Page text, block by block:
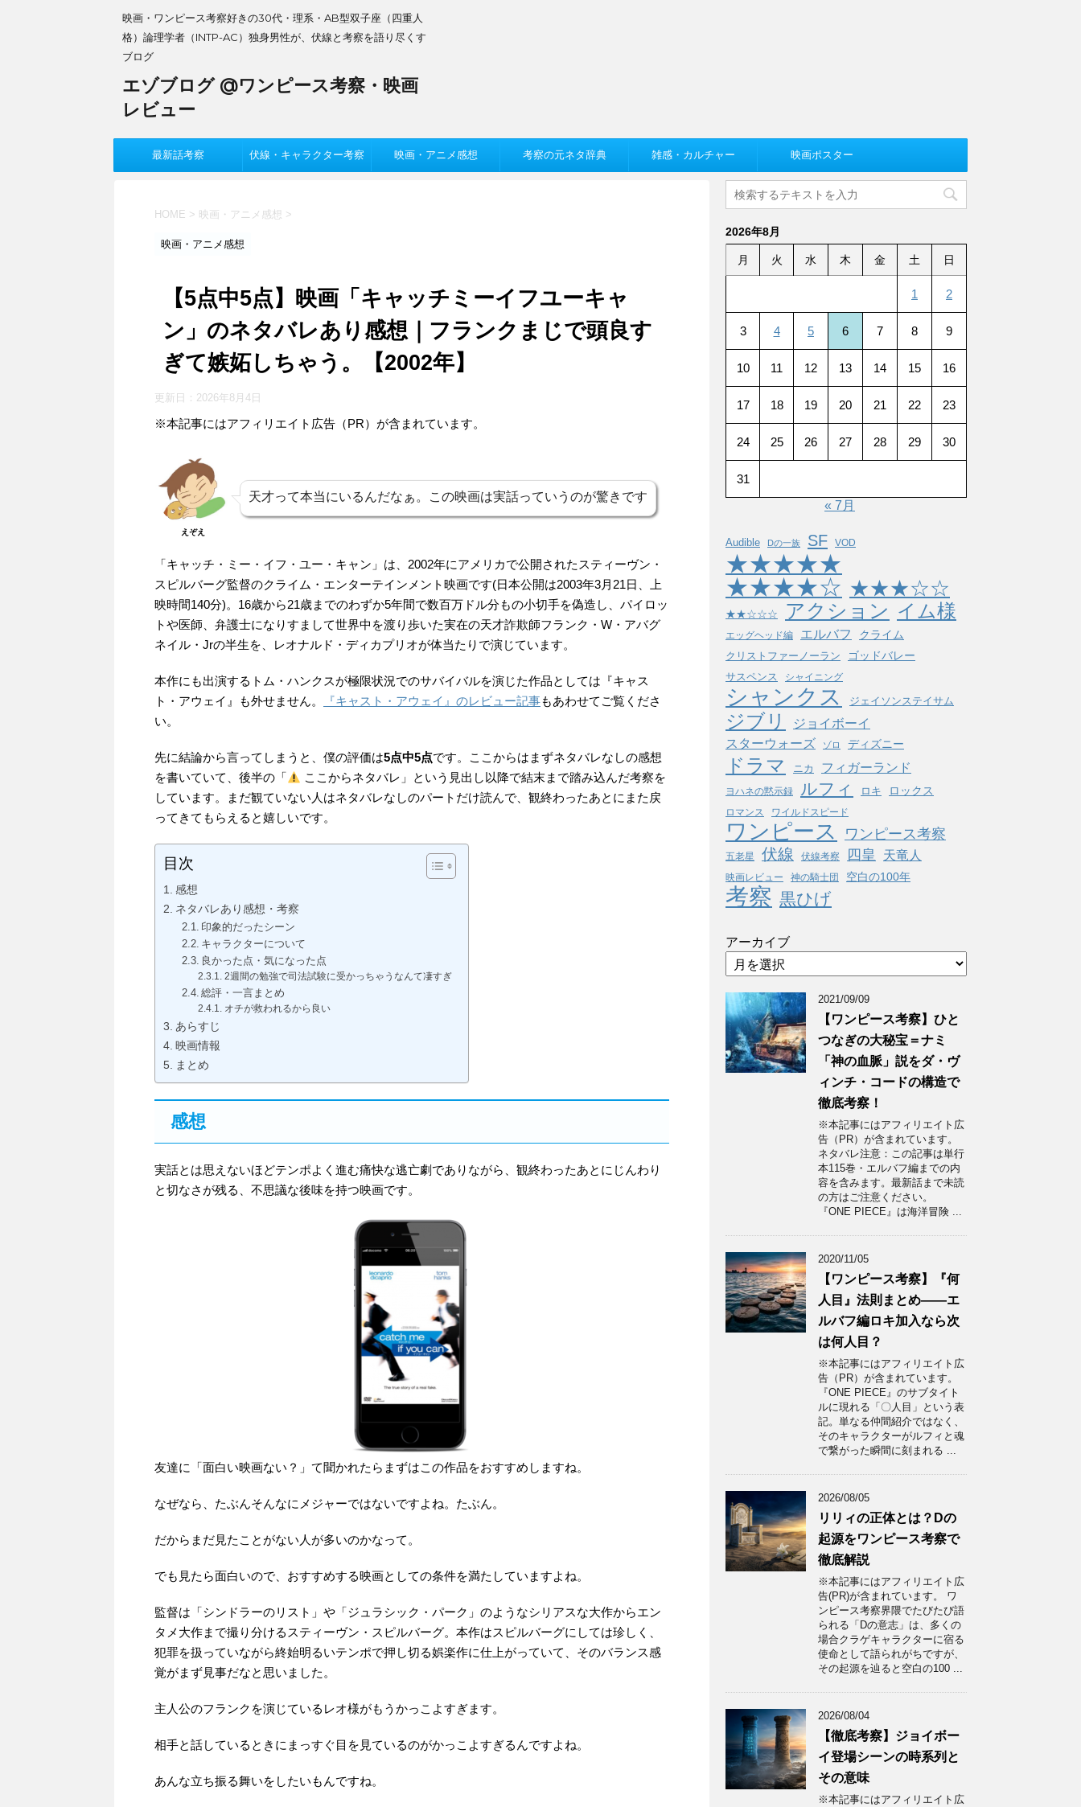
映画・ワンピース考察好きの30代・理系・AB型双子座（四重人
格）論理学者（INTP-AC）独身男性が、伏線と考察を語り尽くす
ブログ
エゾブログ @ワンピース考察・映画
レビュー
最新話考察 伏線・キャラクター考察 映画・アニメ感想 考察の元ネタ辞典 雑感・カルチャー 映画ポスター
HOME > 映画・アニメ感想 >
映画・アニメ感想
【5点中5点】映画「キャッチミーイフユーキャ
ン」のネタバレあり感想｜フランクまじで頭良す
ぎて嫉妬しちゃう。【2002年】
更新日： 2026年8月4日
※本記事にはアフィリエイト広告（PR）が含まれています。
えぞえ
天才って本当にいるんだなぁ。この映画は実話っていうのが驚きです
「キャッチ・ミー・イフ・ユー・キャン」は、2002年にアメリカで公開されたスティーヴン・
スピルバーグ監督のクライム・エンターテインメント映画です(日本公開は2003年3月21日、上
映時間140分)。16歳から21歳までのわずか5年間で数百万ドル分もの小切手を偽造し、パイロッ
トや医師、弁護士になりすまして世界中を渡り歩いた実在の天才詐欺師フランク・W・アバグ
ネイル・Jrの半生を、レオナルド・ディカプリオが体当たりで演じています。
本作にも出演するトム・ハンクスが極限状況でのサバイバルを演じた作品としては『キャス
ト・アウェイ』も外せません。
『キャスト・アウェイ』のレビュー記事もあわせてご覧くださ
い。
先に結論から言ってしまうと、僕の評価は5点中5点です。ここからはまずネタバレなしの感想
を書いていて、後半の「
ここからネタバレ」という見出し以降で結末まで踏み込んだ考察を
しています。まだ観ていない人はネタバレなしのパートだけ読んで、観終わったあとにまた戻
ってきてもらえると嬉しいです。
目次
感想
ネタバレあり感想・考察
印象的だったシーン
キャラクターについて
良かった点・気になった点
2週間の勉強で司法試験に受かっちゃうなんて凄すぎ
総評・一言まとめ
オチが救われるから良い
あらすじ
映画情報
まとめ
感想
実話とは思えないほどテンポよく進む痛快な逃亡劇でありながら、観終わったあとにじんわり
と切なさが残る、不思議な後味を持つ映画です。
友達に「面白い映画ない？」て聞かれたらまずはこの作品をおすすめしますね。
なぜなら、たぶんそんなにメジャーではないですよね。たぶん。
だからまだ見たことがない人が多いのかなって。
でも見たら面白いので、おすすめする映画としての条件を満たしていますよね。
監督は「シンドラーのリスト」や「ジュラシック・パーク」のようなシリアスな大作からエン
タメ大作まで撮り分けるスティーヴン・スピルバーグ。本作はスピルバーグにしては珍しく、
犯罪を扱っていながら終始明るいテンポで押し切る娯楽作に仕上がっていて、そのバランス感
覚がまず見事だなと思いました。
主人公のフランクを演じているレオ様がもうかっこよすぎます。
相手と話しているときにまっすぐ目を見ているのがかっこよすぎるんですよね。
あんな立ち振る舞いをしたいもんですね。
2026年8月
月 火 水 木 金 土 日
1 2
3 4 5 6 7 8 9
10 11 12 13 14 15 16
17 18 19 20 21 22 23
24 25 26 27 28 29 30
31
« 7月
Audible Dの一族 SF VOD
★★★★★
★★★★☆ ★★★☆☆
★★☆☆☆ アクション イム様
エッグヘッド編 エルバフ クライム
クリストファーノーラン ゴッドバレー
サスペンス シャイニング
シャンクス ジェイソンステイサム
ジブリ ジョイボーイ
スターウォーズ ゾロ ディズニー
ドラマ ニカ フィガーランド
ヨハネの黙示録 ルフィ ロキ ロックス
ロマンス ワイルドスピード
ワンピース ワンピース考察
五老星 伏線 伏線考察 四皇 天竜人
映画レビュー 神の騎士団 空白の100年
考察 黒ひげ
アーカイブ
2021/09/09
【ワンピース考察】ひと
つなぎの大秘宝＝ナミ
「神の血脈」説をダ・ヴ
ィンチ・コードの構造で
徹底考察！
※本記事にはアフィリエイト広
告（PR）が含まれています。
ネタバレ注意：この記事は単行
本115巻・エルバフ編までの内
容を含みます。最新話まで未読
の方はご注意ください。
『ONE PIECE』は海洋冒険 ...
2020/11/05
【ワンピース考察】『何
人目』法則まとめ——エ
ルバフ編ロキ加入なら次
は何人目？
※本記事にはアフィリエイト広
告（PR）が含まれています。
『ONE PIECE』のサブタイト
ルに現れる「〇人目」という表
記。単なる仲間紹介ではなく、
そのキャラクターがルフィと魂
で繋がった瞬間に刻まれる ...
2026/08/05
リリィの正体とは？Dの
起源をワンピース考察で
徹底解説
※本記事にはアフィリエイト広
告(PR)が含まれています。 ワ
ンピース考察界隈でたびたび語
られる「Dの意志」は、多くの
場合クラゲキャラクターに宿る
使命として語られがちですが、
その起源を辿ると空白の100 ...
2026/08/04
【徹底考察】ジョイボー
イ登場シーンの時系列と
その意味
※本記事にはアフィリエイト広